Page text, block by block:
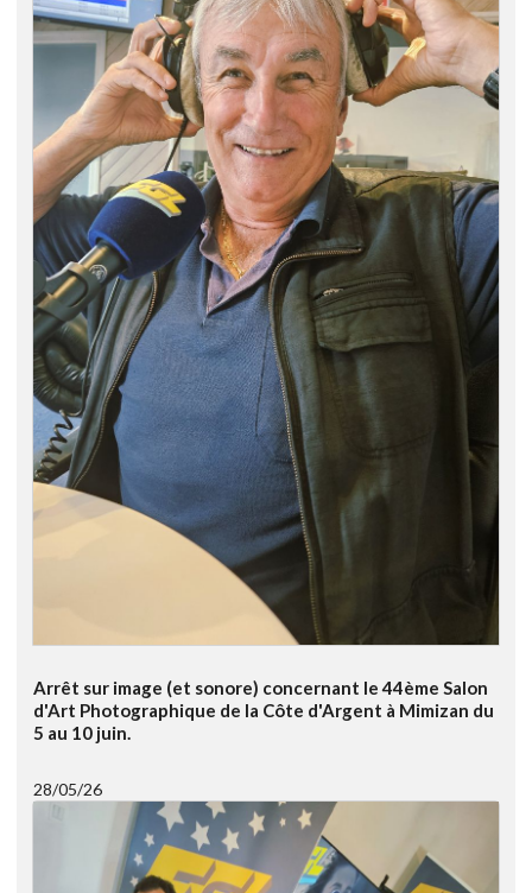
Arrêt sur image (et sonore) concernant le 44ème Salon
d'Art Photographique de la Côte d'Argent à Mimizan du
5 au 10 juin.
28/05/26